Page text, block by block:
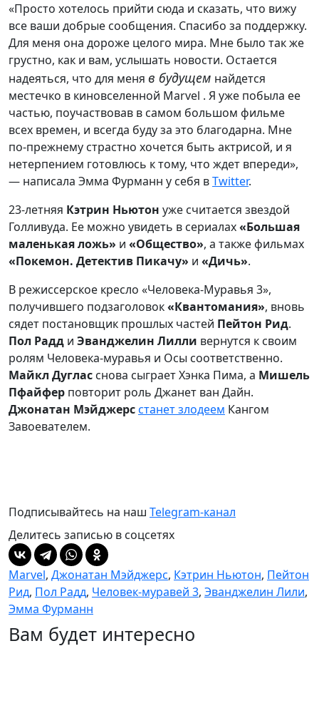
«Просто хотелось прийти сюда и сказать, что вижу
все ваши добрые сообщения. Спасибо за поддержку.
Для меня она дороже целого мира. Мне было так же
грустно, как и вам, услышать новости. Остается
надеяться, что для меня в будущем найдется
местечко в киновселенной Marvel . Я уже побыла ее
частью, поучаствовав в самом большом фильме
всех времен, и всегда буду за это благодарна. Мне
по-прежнему страстно хочется быть актрисой, и я
нетерпением готовлюсь к тому, что ждет впереди»,
— написала Эмма Фурманн у себя вTwitter.
23-летняя Кэтрин Ньютон уже считается звездой
Голливуда. Ее можно увидеть в сериалах«Большая
маленькая ложь» и «Общество», а также фильмах
«Покемон. Детектив Пикачу» и «Дичь».
В режиссерское кресло «Человека-Муравья 3»,
получившего подзаголовок«Квантомания», вновь
сядет постановщик прошлых частей Пейтон Рид.
Пол Радд и Эванджелин Лилли вернутся к своим
ролям Человека-муравья и Осы соответственно.
Майкл Дуглас снова сыграет Хэнка Пима, а Мишель
Пфайфер повторит роль Джанет ван Дайн.
Джонатан Мэйджерсстанет злодеем Кангом
Завоевателем.
Подписывайтесь на наш Telegram-канал
Делитесь записью в соцсетях
Marvel, Джонатан Мэйджерс, Кэтрин Ньютон, Пейтон
Рид, Пол Радд, Человек-муравей 3, Эванджелин Лили,
Эмма Фурманн
Вам будет интересно